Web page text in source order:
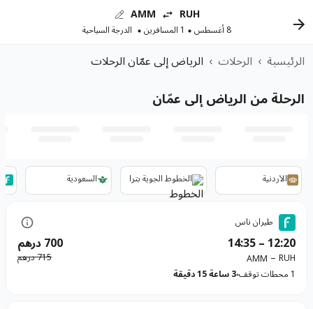
RUH
AMM
8 أغسطس 1 المسافرين الدرجة السياحية
الرئيسية › الرحلات › الرياض إلى عمّان الرحلات
الرحلة من الرياض إلى عمّان
الأردنية الخطوط الجوية بترا السعودية
طيران ناس
12:20
–
14:35 700 درهم
RUH
–
AMM
715 درهم
1 محطات توقف
3 ساعة 15 دقيقة